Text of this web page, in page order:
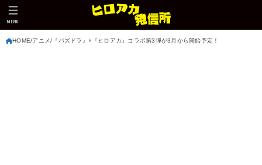
MENU
HOME アニメ 『パズドラ』×『ヒロアカ』コラボ第3弾が3月から開始予定！